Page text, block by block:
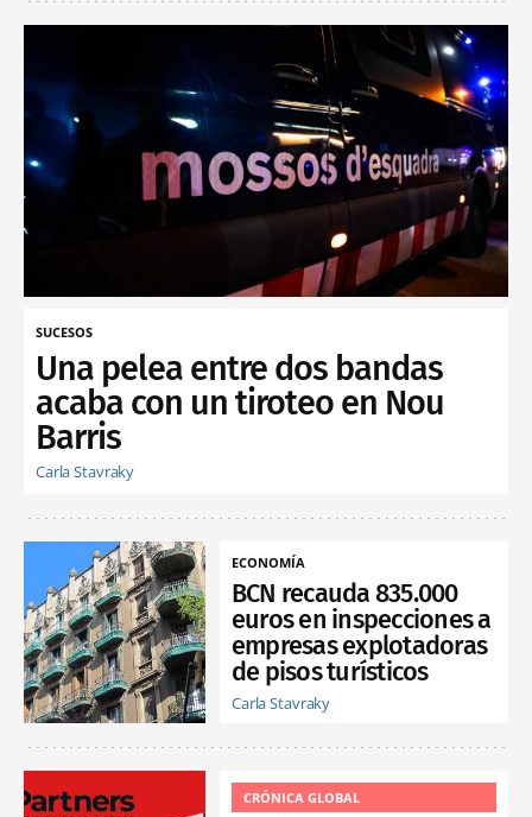
SUCESOS
Una pelea entre dos bandas
acaba con un tiroteo en Nou
Barris
Carla Stavraky
ECONOMÍA
BCN recauda 835.000
euros en inspecciones a
empresas explotadoras
de pisos turísticos
Carla Stavraky
CRÓNICA GLOBAL